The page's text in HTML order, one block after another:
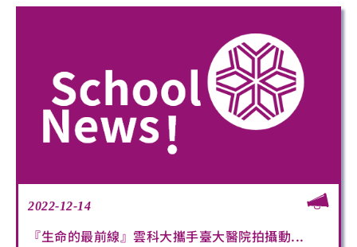
2022-12-14
『生命的最前線』雲科大攜手臺大醫院拍攝動...